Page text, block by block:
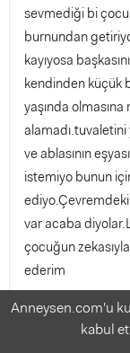
sevmediği bi
burnundan
kayıyosa
kendinden küçük
yaşında
ve ablasının
istemiyo bunun
var acaba
çocuğun
ederim
ufmuzey
Anneysen.com'u
kabul